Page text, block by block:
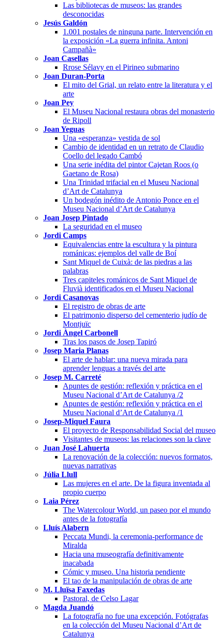
Las bibliotecas de museos: las grandes
desconocidas
Jesús Galdón
1.001 postales de ninguna parte. Intervención en
la exposición «La guerra infinita. Antoni
Campañà»
Joan Casellas
Rrose Sélavy en el Pirineo submarino
Joan Duran-Porta
El mito del Grial, un relato entre la literatura y el
arte
Joan Pey
El Museu Nacional restaura obras del monasterio
de Ripoll
Joan Yeguas
Una «esperanza» vestida de sol
Cambio de identidad en un retrato de Claudio
Coello del legado Cambó
Una serie inédita del pintor Cajetan Roos (o
Gaetano de Rosa)
Una Trinidad trifacial en el Museu Nacional
d’Art de Catalunya
Un bodegón inédito de Antonio Ponce en el
Museu Nacional d’Art de Catalunya
Joan Josep Pintado
La seguridad en el museo
Jordi Camps
Equivalencias entre la escultura y la pintura
románicas: ejemplos del valle de Boí
Sant Miquel de Cuixà: de las piedras a las
palabras
Tres capiteles románicos de Sant Miquel de
Fluvià identificados en el Museu Nacional
Jordi Casanovas
El registro de obras de arte
El patrimonio disperso del cementerio judío de
Montjuïc
Jordi Àngel Carbonell
Tras los pasos de Josep Tapiró
Josep Maria Planas
El arte de hablar: una nueva mirada para
aprender lenguas a través del arte
Josep M. Carreté
Apuntes de gestión: reflexión y práctica en el
Museu Nacional d’Art de Catalunya /2
Apuntes de gestión: reflexión y práctica en el
Museu Nacional d’Art de Catalunya /1
Josep-Miquel Faura
El proyecto de Responsabilidad Social del museo
Visitantes de museos: las relaciones son la clave
Juan José Lahuerta
La renovación de la colección: nuevos formatos,
nuevas narrativas
Júlia Llull
Las mujeres en el arte. De la figura inventada al
propio cuerpo
Laia Pérez
The Watercolour World, un paseo por el mundo
antes de la fotografía
Lluís Alabern
Peccata Mundi, la ceremonia-performance de
Miralda
Hacia una museografía definitivamente
inacabada
Cómic y museo. Una historia pendiente
El tao de la manipulación de obras de arte
M. Lluïsa Faxedas
Pastoral, de Celso Lagar
Magda Juandó
La fotografía no fue una excepción. Fotógrafas
en la colección del Museu Nacional d’Art de
Catalunya